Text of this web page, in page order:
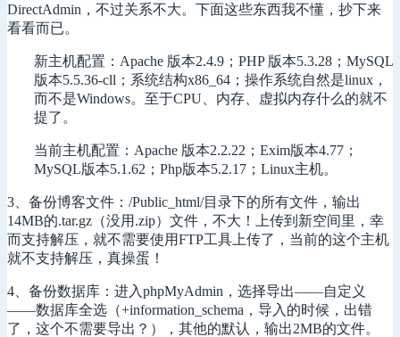
DirectAdmin，不过关系不大。下面这些东西我不懂，抄下来
看看而已。
新主机配置：Apache 版本2.4.9；PHP 版本5.3.28；MySQL
版本5.5.36-cll；系统结构x86_64；操作系统自然是linux，
而不是Windows。至于CPU、内存、虚拟内存什么的就不
提了。
当前主机配置：Apache 版本2.2.22；Exim版本4.77；
MySQL版本5.1.62；Php版本5.2.17；Linux主机。
3、备份博客文件：/Public_html/目录下的所有文件，输出
14MB的.tar.gz（没用.zip）文件，不大！上传到新空间里，幸
而支持解压，就不需要使用FTP工具上传了，当前的这个主机
就不支持解压，真操蛋！
4、备份数据库：进入phpMyAdmin，选择导出——自定义
——数据库全选（+information_schema，导入的时候，出错
了，这个不需要导出？），其他的默认，输出2MB的文件。